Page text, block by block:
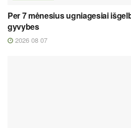
Per 7 mėnesius ugniagesiai
gyvybes
2026 08 07